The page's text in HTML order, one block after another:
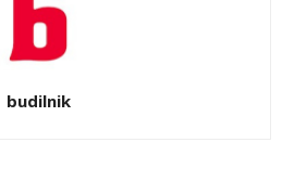
budilnik